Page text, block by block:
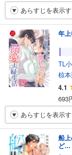
あらすじを表示
年
TL
椋
4.1
693
あらすじを表示
船
ど...